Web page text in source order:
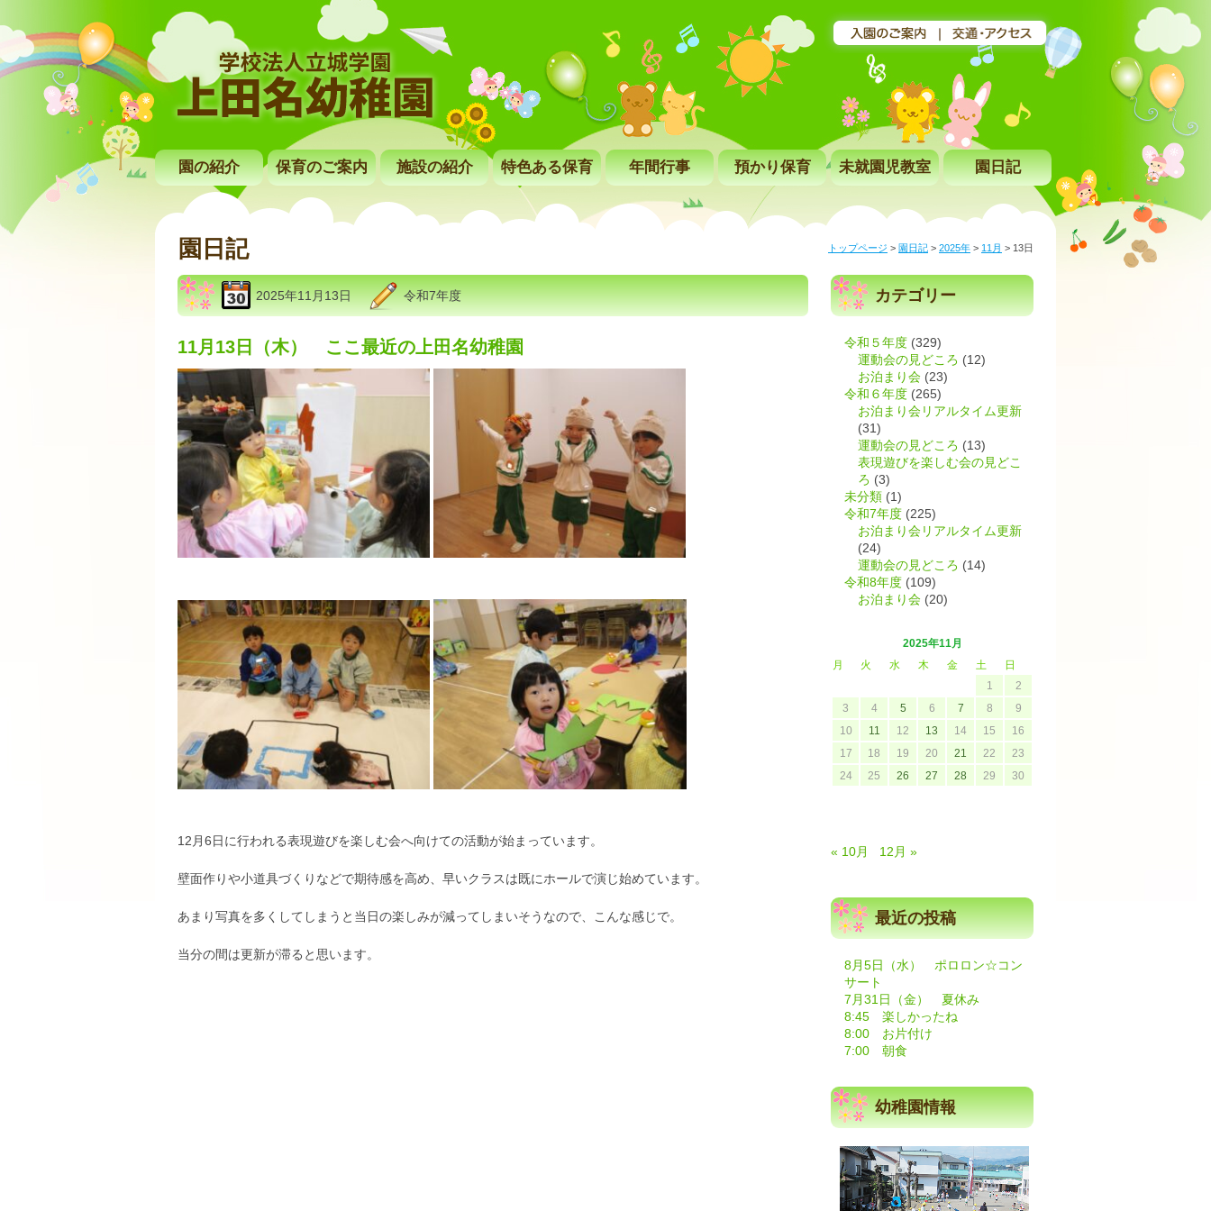
園の紹介 保育のご案内 施設の紹介 特色ある保育 年間行事 預かり保育 未就園児教室 園日記
園日記 トップページ > 園日記 > 2025年 > 11月 > 13日
2025年11月13日 令和7年度
11月13日（木） ここ最近の上田名幼稚園
12月6日に行われる表現遊びを楽しむ会へ向けての活動が始まっています。
壁面作りや小道具づくりなどで期待感を高め、早いクラスは既にホールで演じ始めています。
あまり写真を多くしてしまうと当日の楽しみが減ってしまいそうなので、こんな感じで。
当分の間は更新が滞ると思います。
カテゴリー
令和５年度 (329)
運動会の見どころ (12)
お泊まり会 (23)
令和６年度 (265)
お泊まり会リアルタイム更新
(31)
運動会の見どころ (13)
表現遊びを楽しむ会の見どこ
ろ (3)
未分類 (1)
令和7年度 (225)
お泊まり会リアルタイム更新
(24)
運動会の見どころ (14)
令和8年度 (109)
お泊まり会 (20)
2025年11月
月
火 水 木 金 土
日
1
2
3
4 5 6 7 8
9
10
11 12 13 14 15
16
17
18 19 20 21 22
23
24
25 26 27 28 29 30
« 10月 12月 »
最近の投稿
8月5日（水） ポロロン☆コン
サート
7月31日（金） 夏休み
8:45 楽しかったね
8:00 お片付け
7:00 朝食
幼稚園情報